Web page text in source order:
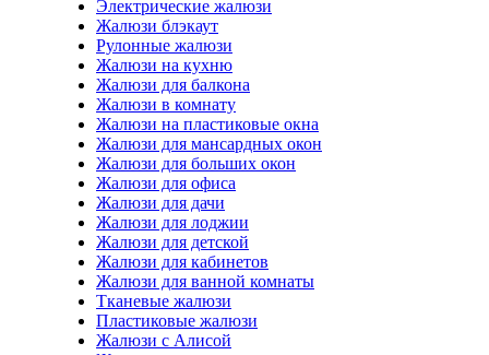
Электрические жалюзи
Жалюзи блэкаут
Рулонные жалюзи
Жалюзи на кухню
Жалюзи для балкона
Жалюзи в комнату
Жалюзи на пластиковые окна
Жалюзи для мансардных окон
Жалюзи для больших окон
Жалюзи для офиса
Жалюзи для дачи
Жалюзи для лоджии
Жалюзи для детской
Жалюзи для кабинетов
Жалюзи для ванной комнаты
Тканевые жалюзи
Пластиковые жалюзи
Жалюзи с Алисой